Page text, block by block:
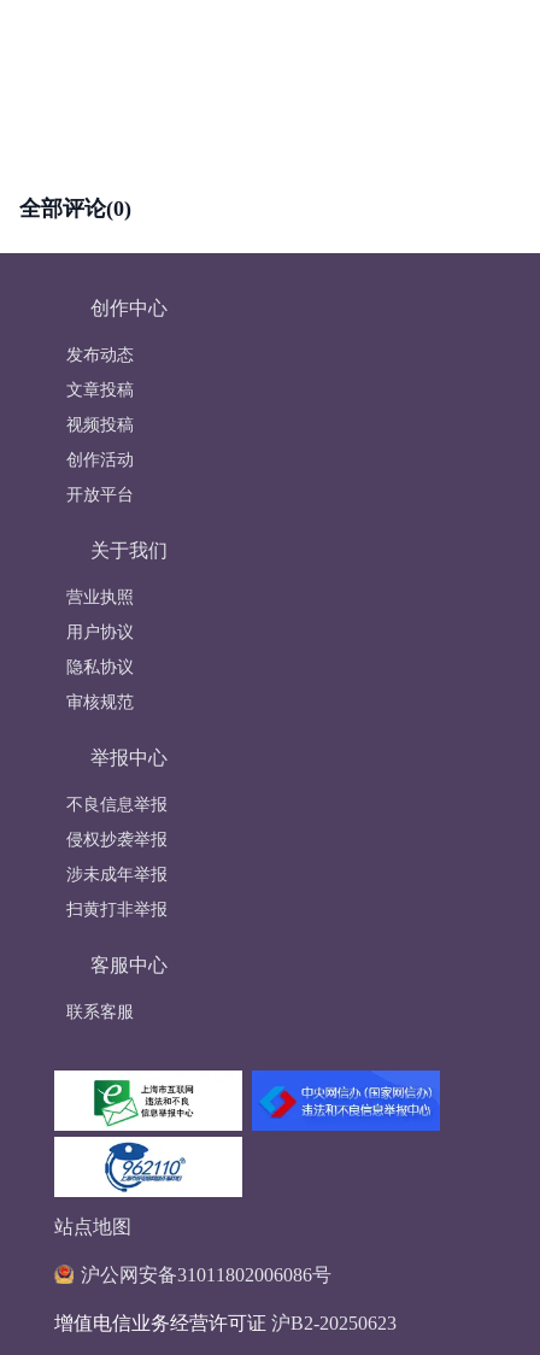
全部评论(0)
创作中心
发布动态
文章投稿
视频投稿
创作活动
开放平台
关于我们
营业执照
用户协议
隐私协议
审核规范
举报中心
不良信息举报
侵权抄袭举报
涉未成年举报
扫黄打非举报
客服中心
联系客服
站点地图
沪公网安备31011802006086号
增值电信业务经营许可证 沪B2-20250623